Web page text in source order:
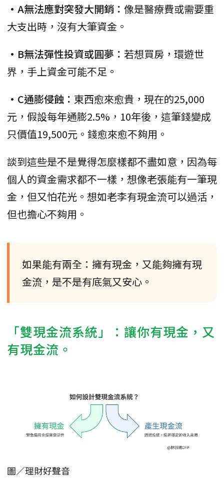
•A無法應對突發大開銷： 像是醫療費或需要重
大支出時，沒有大筆資金。
•B無法彈性投資或圓夢： 若想買房，環遊世
界，手上資金可能不足。
•C通膨侵蝕： 東西愈來愈貴，現在的25,000
元，假設每年通膨2.5%，10年後，這筆錢變成
只價值19,500元。錢愈來愈不夠用。
談到這些是不是覺得怎麼樣都不盡如意，因為每
個人的資金需求都不一樣，想像老張能有一筆現
金，但又怕花光。想如老李有現金流可以過活，
但也擔心不夠用。
如果能有兩全：擁有現金，又能夠擁有現
金流，是不是有底氣又安心。
「雙現金流系統」：讓你有現金，又
有現金流。
圖／理財好聲音